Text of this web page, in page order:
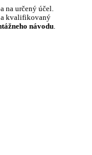
na určený účel.
kvalifikovaný
návodu